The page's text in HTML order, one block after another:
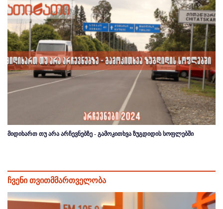
მიდიხართ თუ არა არჩევნებზე - გამოკითხვა ზუგდიდის სოფლებში
ჩვენი თვითმმართველობა